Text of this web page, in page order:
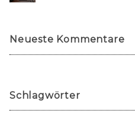
Neueste Kommentare
Schlagwörter